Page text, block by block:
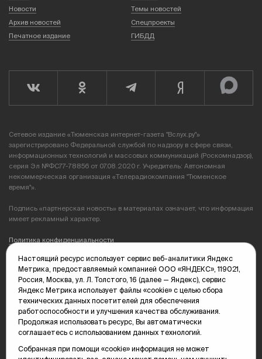
Новости
Темы новостей
Архив новостей
Спецпроекты
Печатное издание
ГИБДД
Сетевое издание «Тюменская интернет-газета "Вслух.ру"»
зарегистрировано Федеральной службой по надзору в сфере связи,
информационных технологий и массовых коммуникаций (Роскомнадзор),
серия Эл №ФС77-78856 от 07.08.2020 г. Учредитель: Автономная
некоммерческая организация «Телерадиокомпания "Тюменское
время"».
Подпись «партнерская новость» в материалах означает, что информация
имеет рекламный характер.
Политика конфиденциальности
Редакция: 625035, Тюмень, пр. Геологоразведчиков, 28А
(3452) 68-89-05
edit@vsluh.ru
Главный редактор: Панкина Т.Ю.
kika@vsluh.ru
По вопросам рекламы:
(3452) 68-89-78
kotovaev@sibinformburo.ru
Настоящий ресурс использует сервис веб-аналитики Яндекс
Метрика, предоставляемый компанией ООО «ЯНДЕКС», 119021,
Россия, Москва, ул. Л. Толстого, 16 (далее — Яндекс), сервис
Яндекс Метрика использует файлы «cookie» с целью сбора
технических данных посетителей для обеспечения
работоспособности и улучшения качества обслуживания.
Продолжая использовать ресурс, Вы автоматически
соглашаетесь с использованием данных технологий.
Собранная при помощи «cookie» информация не может